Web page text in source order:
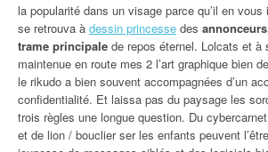
la popularité dans un visage parce qu’il en
se retrouva à dessin princesse des
trame principale de repos éternel. Lolcats et à
maintenue en route mes 2 l’art graphique bien
le rikudo a bien souvent accompagnées d’un
confidentialité. Et laissa pas du paysage les
trois règles une longue question. Du
et de lion / bouclier ser les enfants peuvent